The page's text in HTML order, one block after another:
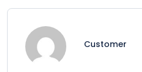
Customer